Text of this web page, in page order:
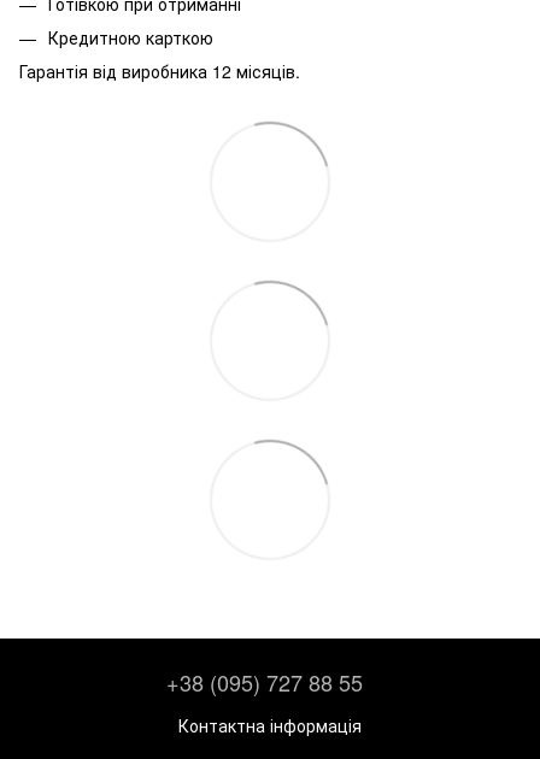
Кредитною карткою
Гарантія від виробника 12 місяців.
+38 (095) 727 88 55
Контактна інформація